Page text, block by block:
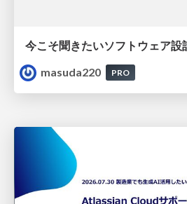
masuda220
PRO